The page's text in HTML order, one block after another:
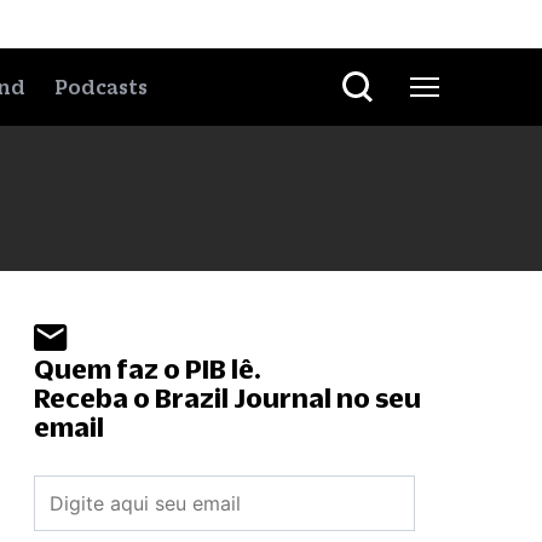
Podcasts
Quem faz o PIB lê.
Receba o Brazil Journal no seu
email